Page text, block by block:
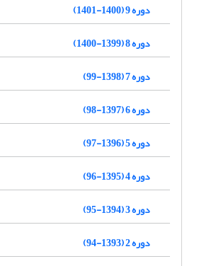
دوره 9 (1400-1401)
دوره 8 (1399-1400)
دوره 7 (1398-99)
دوره 6 (1397-98)
دوره 5 (1396-97)
دوره 4 (1395-96)
دوره 3 (1394-95)
دوره 2 (1393-94)